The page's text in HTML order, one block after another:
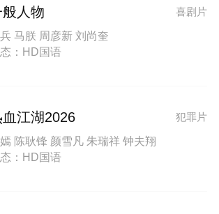
喜剧片
般人物
马朕 周彦新 刘尚奎
：HD国语
犯罪片
江湖2026
陈耿锋 颜雪凡 朱瑞祥 钟夫翔
：HD国语